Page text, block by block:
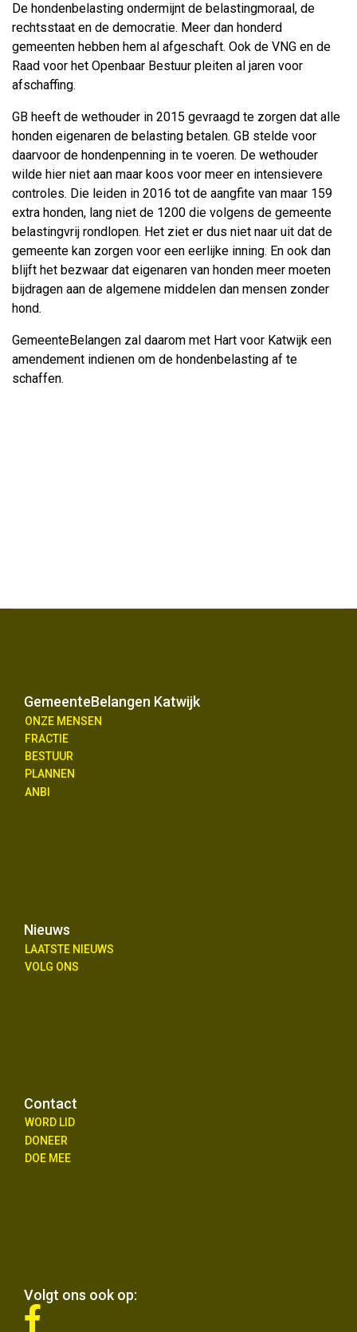
De hondenbelasting ondermijnt de belastingmoraal, de
rechtsstaat en de democratie. Meer dan honderd
gemeenten hebben hem al afgeschaft. Ook de VNG en de
Raad voor het Openbaar Bestuur pleiten al jaren voor
afschaffing.
GB heeft de wethouder in 2015 gevraagd te zorgen dat alle
honden eigenaren de belasting betalen. GB stelde voor
daarvoor de hondenpenning in te voeren. De wethouder
wilde hier niet aan maar koos voor meer en intensievere
controles. Die leiden in 2016 tot de aangfite van maar 159
extra honden, lang niet de 1200 die volgens de gemeente
belastingvrij rondlopen. Het ziet er dus niet naar uit dat de
gemeente kan zorgen voor een eerlijke inning. En ook dan
blijft het bezwaar dat eigenaren van honden meer moeten
bijdragen aan de algemene middelen dan mensen zonder
hond.
GemeenteBelangen zal daarom met Hart voor Katwijk een
amendement indienen om de hondenbelasting af te
schaffen.
GemeenteBelangen Katwijk
ONZE MENSEN
FRACTIE
BESTUUR
PLANNEN
ANBI
Nieuws
LAATSTE NIEUWS
VOLG ONS
Contact
WORD LID
DONEER
DOE MEE
Volgt ons ook op: